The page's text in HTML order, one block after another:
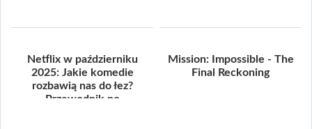
Netflix w październiku
2025: Jakie komedie
rozbawią nas do łez?
Przewodnik po
Mission: Impossible - The
Final Reckoning